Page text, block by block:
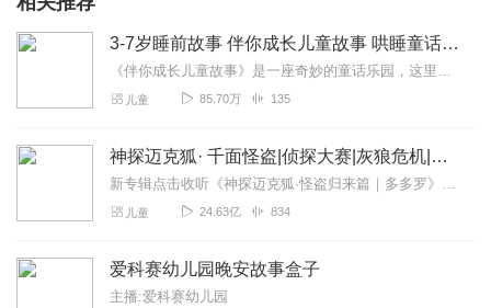
3-7岁睡前故事 伴你成长儿童故事 哄睡童话故事 探险故事 幼儿园宝宝 晚安好梦
《伴你成长儿童故事》是一座奇妙的童话乐园，这里住着会说话的星星、爱冒险的小云朵，还有藏在蘑菇下的小精灵王国！每个故事都是一把金钥匙，轻轻转动就能打开孩子们想象力...
儿童 85.70万 135
神探迈克狐· 千面怪盗|侦探大赛|灰狼危机|多多罗
新专辑点击收听《神探迈克狐·怪盗归来篇｜多多罗》！！！>>>点击进入主播橱窗购买《神探迈克狐》系列图书吧!<<<多多罗故事【点击前往】收听多多罗其他好玩有趣的故...
儿童 24.63亿 834
爱科赛幼儿园晚安故事盒子
主播:爱科赛幼儿园